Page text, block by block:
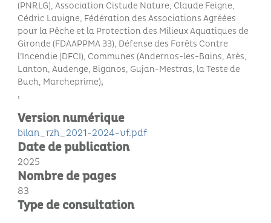
(PNRLG), Association Cistude Nature, Claude Feigne,
Cédric Lavigne, Fédération des Associations Agréées
pour la Pêche et la Protection des Milieux Aquatiques de
Gironde (FDAAPPMA 33), Défense des Forêts Contre
l’Incendie (DFCI), Communes (Andernos-les-Bains, Arès,
Lanton, Audenge, Biganos, Gujan-Mestras, la Teste de
Buch, Marcheprime)
Version numérique
bilan_rzh_2021-2024-vf.pdf
Date de publication
2025
Nombre de pages
83
Type de consultation